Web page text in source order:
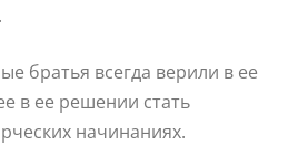
братья всегда верили в ее
в ее решении стать
начинаниях.